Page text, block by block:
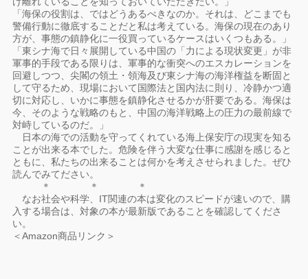
「海保の役割は、ではどうあるべきなのか。それは、どこまでも
警備行動に徹底することだと私は考えている。海保の現在のあり
方が、事態の鎮静化に一役買っているケースはいくつもある。」
「東シナ海で日々展開している中国の「力による現状変更」が非
軍事的手段である限りは、軍事的な衝突へのエスカレーションを
回避しつつ、尖閣の領土・領海及び東シナ海の海洋権益を断固と
して守るため、現場において国際法と国内法に則り、冷静かつ適
切に対応し、いかに事態を鎮静化させるかが肝要である。海保は
今、そのような戦略のもと、中国の海洋戦略上の圧力の最前線で
対峙しているのだ。」
日本の海での活動を守ってくれている海上保安庁の現実を知る
ことが出来る本でした。危険を伴う大変な仕事に感謝を感じると
ともに、私たちの出来ることは何かを考えさせられました。ぜひ
読んでみてださい。
＊ ＊ ＊
なお社会や科学、IT関連の本は変化のスピードが速いので、購
入する場合は、対象の本が最新版であることを確認してくださ
い。
＜Amazon商品リンク＞